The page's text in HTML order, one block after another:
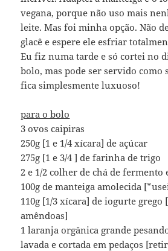
vegana, porque não uso mais
leite. Mas foi minha opção. Não
glacê e espere ele esfriar
Eu fiz numa tarde e só cortei no
bolo, mas pode ser servido como
fica simplesmente luxuoso!
para o bolo
3 ovos caipiras
250g [1 e 1/4 xícara] de açúcar
275g [1 e 3/4 ] de farinha de trigo
2 e 1/2 colher de chá de fermento
100g de manteiga amolecida
110g [1/3 xícara] de iogurte grego
amêndoas]
1 laranja orgânica grande
lavada e cortada em pedaços